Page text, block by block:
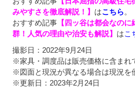
みやすさを徹底解説！】 はこちら。
おすすめ記事 【四ッ谷は都会なの
群！人気の理由や治安も解説】 はこ
撮影日：2022年9月24日
※家具・調度品は販売価格に含まれ
※図面と現況が異なる場合は現況を
※更新日：2023年2月24日